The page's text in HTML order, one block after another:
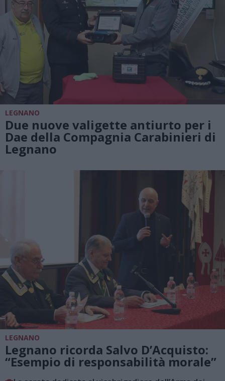
LEGNANO
Due nuove valigette antiurto per i
Dae della Compagnia Carabinieri di
Legnano
LEGNANO
Legnano ricorda Salvo D’Acquisto:
“Esempio di responsabilità morale”